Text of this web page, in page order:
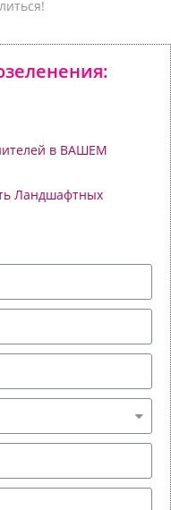
в ВАШЕМ
Ландшафтных